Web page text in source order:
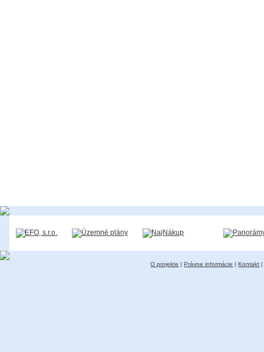
O projekte |Právne informácie |Kontakt